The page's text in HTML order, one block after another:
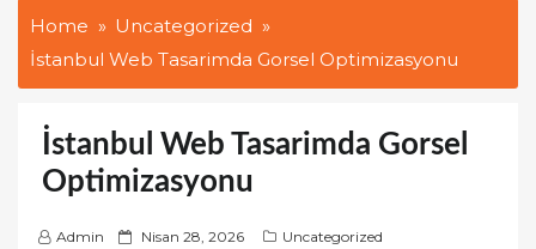
Home
Uncategorized
İstanbul Web Tasarimda Gorsel Optimizasyonu
İstanbul Web Tasarimda Gorsel
Optimizasyonu
Admin
P Nisan 28, 2026
Uncategorized